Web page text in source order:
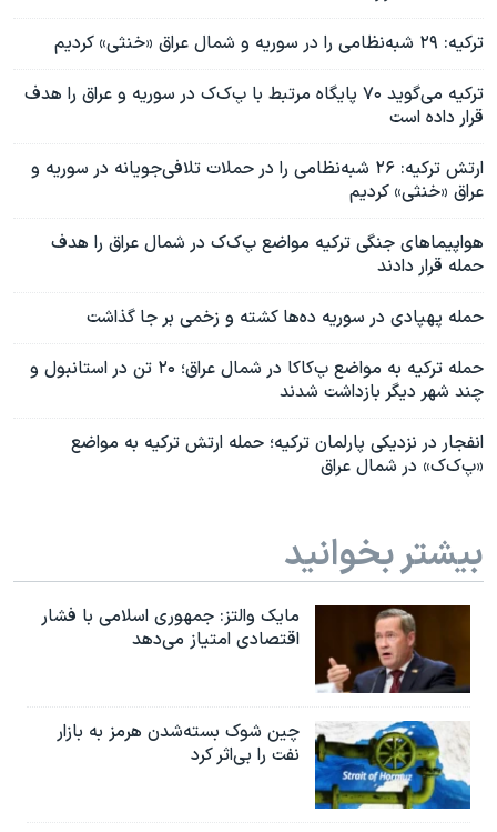
ترکیه: ۲۹ شبه‌نظامی را در سوریه و شمال عراق «خنثی» کردیم
ترکیه می‌گوید ۷۰ پایگاه مرتبط با پ‌ک‌ک در سوریه و عراق را هدف
قرار داده است
ارتش ترکیه: ۲۶ شبه‌نظامی را در حملات تلافی‌جویانه در سوریه و
عراق «خنثی» کردیم
هواپیماهای جنگی ترکیه مواضع پ‌ک‌ک در شمال عراق را هدف
حمله قرار دادند
حمله پهپادی در سوریه ده‌ها کشته و زخمی بر جا گذاشت
حمله ترکیه به مواضع پ‌کاکا در شمال عراق؛ ۲۰ تن در استانبول و
چند شهر دیگر بازداشت شدند
انفجار در نزدیکی پارلمان ترکیه؛ حمله ارتش ترکیه به مواضع
«پ‌ک‌ک» در شمال عراق
بیشتر بخوانید
مایک والتز: جمهوری اسلامی با فشار
اقتصادی امتیاز می‌دهد
چین شوک بسته‌شدن هرمز به بازار
نفت را بی‌اثر کرد